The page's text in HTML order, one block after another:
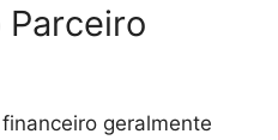
Parceiro
geralmente